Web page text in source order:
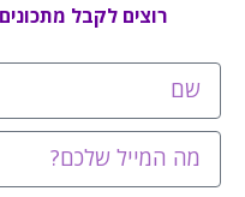
רוצים לקבל